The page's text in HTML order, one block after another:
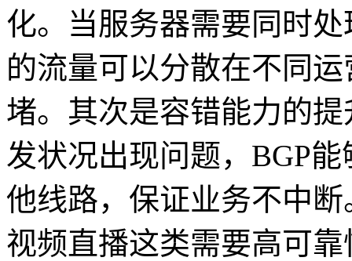
化。当服务器需要同时
的流量可以分散在不同
堵。其次是容错能力的
发状况出现问题，BGP
他线路，保证业务不中
视频直播这类需要高可